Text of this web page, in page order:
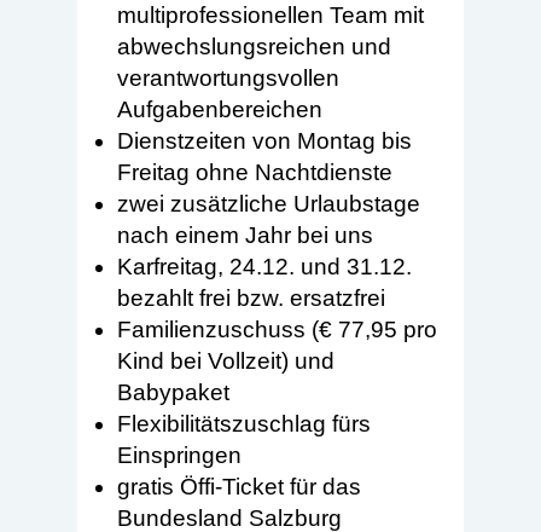
multiprofessionellen Team mit
abwechslungsreichen und
verantwortungsvollen
Aufgabenbereichen
Dienstzeiten von Montag bis
Freitag ohne Nachtdienste
zwei zusätzliche Urlaubstage
nach einem Jahr bei uns
Karfreitag, 24.12. und 31.12.
bezahlt frei bzw. ersatzfrei
Familienzuschuss (€ 77,95 pro
Kind bei Vollzeit) und
Babypaket
Flexibilitätszuschlag fürs
Einspringen
gratis Öffi-Ticket für das
Bundesland Salzburg